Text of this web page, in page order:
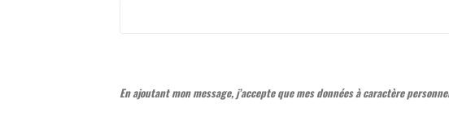
En ajoutant mon message, j’accepte que mes données à caractère